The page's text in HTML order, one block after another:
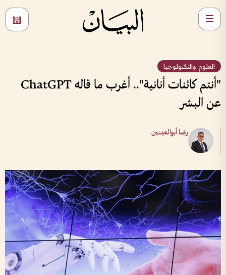
العلوم والتكنولوجيا
"أنتم كائنات أنانية".. أغرب ما قاله ChatGPT
عن البشر
رضا أبوالعينين